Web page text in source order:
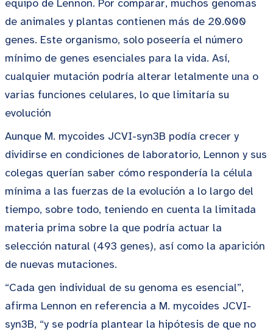
equipo de Lennon. Por comparar, muchos genomas
de animales y plantas contienen más de 20.000
genes. Este organismo, solo poseería el número
mínimo de genes esenciales para la vida. Así,
cualquier mutación podría alterar letalmente una o
varias funciones celulares, lo que limitaría su
evolución
Aunque M. mycoides JCVI-syn3B podía crecer y
dividirse en condiciones de laboratorio, Lennon y sus
colegas querían saber cómo respondería la célula
mínima a las fuerzas de la evolución a lo largo del
tiempo, sobre todo, teniendo en cuenta la limitada
materia prima sobre la que podría actuar la
selección natural (493 genes), así como la aparición
de nuevas mutaciones.
“Cada gen individual de su genoma es esencial”,
afirma Lennon en referencia a M. mycoides JCVI-
syn3B, “y se podría plantear la hipótesis de que no